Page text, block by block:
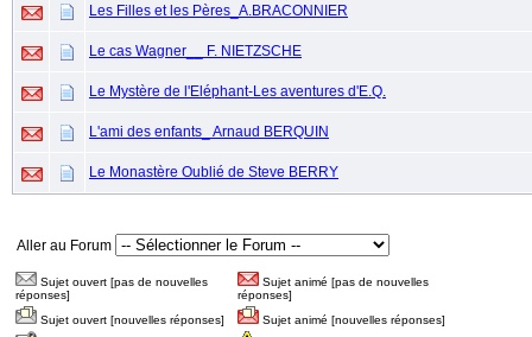
Les Filles et les Pères_A.BRACONNIER
Le cas Wagner__ F. NIETZSCHE
Le Mystère de l'Eléphant-Les aventures d'E.Q.
L'ami des enfants_ Arnaud BERQUIN
Le Monastère Oublié de Steve BERRY
Aller au Forum
Sujet ouvert [pas de nouvelles
réponses]
Sujet animé [pas de nouvelles
réponses]
Sujet ouvert [nouvelles réponses]
Sujet animé [nouvelles réponses]